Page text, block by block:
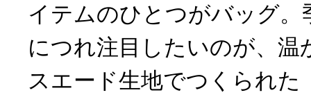
イテムのひとつがバッグ。
につれ注目したいのが、温
スエード生地でつくられた